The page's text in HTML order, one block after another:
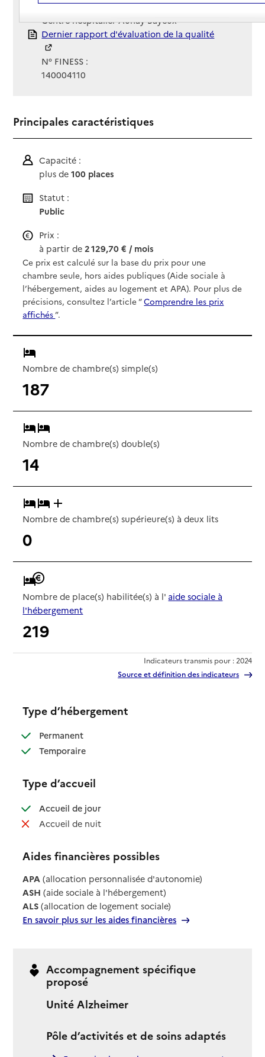
Gestionnaire :
Centre hospitalier Aunay-Bayeux
Rapport HAS
Dernier rapport d'évaluation de la qualité
N° FINESS :
140004110
Principales caractéristiques
Capacité :
plus de100 places
Statut :
Public
Prix :
à partir de2 129,70 € / mois
Ce prix est calculé sur la base du prix pour une
chambre seule, hors aides publiques (Aide sociale à
l’hébergement, aides au logement et APA). Pour plus de
précisions, consultez l’article “Comprendre les prix
affichés”.
Nombre de chambre(s) simple(s)
187
Nombre de chambre(s) double(s)
14
Nombre de chambre(s) supérieure(s) à deux lits
0
Nombre de place(s) habilitée(s) à l' aide sociale à
l'hébergement
219
Indicateurs transmis pour : 2024
Source et définition des indicateurs
Type d’hébergement
Permanent: disponible
Temporaire: disponible
Type d’accueil
Accueil de jour: disponible
Accueil de nuit: non disponible
Aides financières possibles
APA (allocation personnalisée d'autonomie)
ASH (aide sociale à l'hébergement)
ALS (allocation de logement sociale)
En savoir plus sur les aides financières
Accompagnement spécifique
proposé
Unité Alzheimer
Pôle d’activités et de soins adaptés